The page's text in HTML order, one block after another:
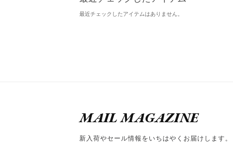
最近チェックしたアイテムはありません。
MAIL MAGAZINE
新入荷やセール情報をいちはやくお届けします。